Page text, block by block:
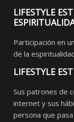
LIFESTYLE
Participación en
de la
LIFESTYLE
Sus patrones de
internet y sus
persona que